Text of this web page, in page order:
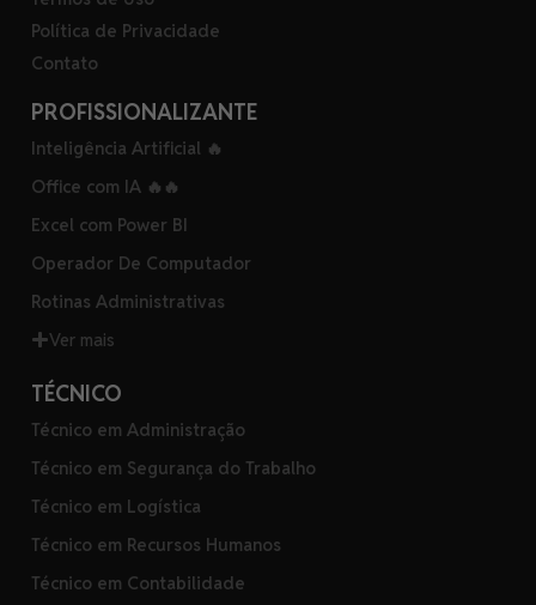
Política de Privacidade
Contato
PROFISSIONALIZANTE
Inteligência Artificial 🔥
Office com IA 🔥🔥
Excel com Power BI
Operador De Computador
Rotinas Administrativas
Ver mais
TÉCNICO
Técnico em Administração
Técnico em Segurança do Trabalho
Técnico em Logística
Técnico em Recursos Humanos
Técnico em Contabilidade